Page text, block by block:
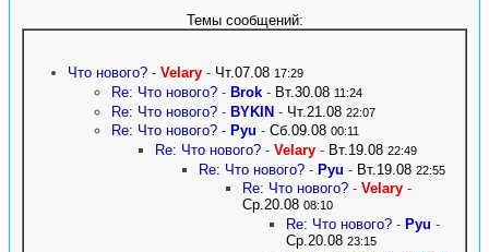
Темы сообщений:
Что нового? - Velary - Чт.07.08 17:29
Re: Что нового? - Brok - Вт.30.08 11:24
Re: Что нового? - BYKIN - Чт.21.08 22:07
Re: Что нового? - Pyu - Сб.09.08 00:11
Re: Что нового? - Velary - Вт.19.08 22:49
Re: Что нового? - Pyu - Вт.19.08 22:55
Re: Что нового? - Velary -
Ср.20.08 08:10
Re: Что нового? - Pyu -
Ср.20.08 23:15